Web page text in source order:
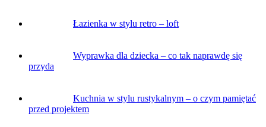
Łazienka w stylu retro – loft
Wyprawka dla dziecka – co tak naprawdę się
przyda
Kuchnia w stylu rustykalnym – o czym pamiętać
przed projektem